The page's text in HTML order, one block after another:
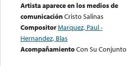
Artista aparece en los medios de
comunicaciónCristo Salinas
CompositorMarquez, Paul -
Hernandez, Blas
AcompañamientoCon Su Conjunto